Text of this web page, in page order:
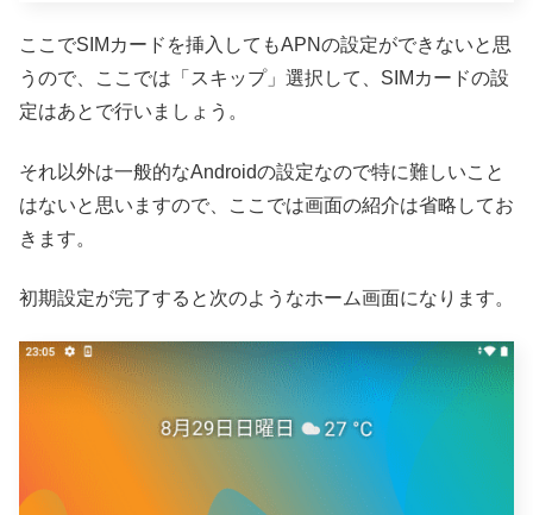
ここでSIMカードを挿入してもAPNの設定ができないと思
うので、ここでは「スキップ」選択して、SIMカードの設
定はあとで行いましょう。
それ以外は一般的なAndroidの設定なので特に難しいこと
はないと思いますので、ここでは画面の紹介は省略してお
きます。
初期設定が完了すると次のようなホーム画面になります。